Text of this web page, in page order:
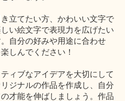
立てたい方、かわいい文字で
い絵文字で表現力を広げたい
自分の好みや用途に合わせ
しんでください！
ィブなアイデアを大切にして
ジナルの作品を作成し、自分
才能を伸ばしましょう。作品